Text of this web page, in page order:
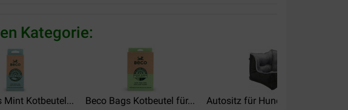
Leistungsverhältnis:
goed geprijsd en we hadden hem snel in huis. Kwalitatief goede
Kategorie:
Mint Kotbeutel... Beco Bags Kotbeutel für... Autositz für Hunde und Katzen